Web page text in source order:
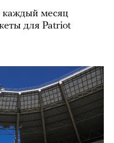
каждый месяц
для Patriot